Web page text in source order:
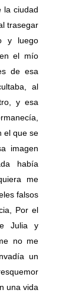
la ciudad
trasegar
y luego
el mío
de esa
al
y esa
el que se
imagen
había
me
falsos
Por el
Julia y
no me
un
una vida